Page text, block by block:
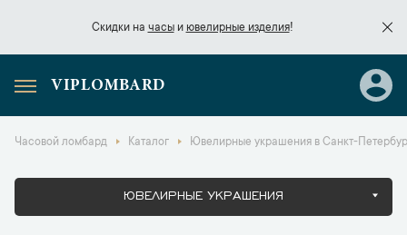
Скидки на часыи ювелирные изделия!
Скидки начасы
VIPLOMBARD
Часовой ломбард Каталог Ювелирные украшения в Санкт-
ЮВЕЛИРНЫЕ УКРАШЕНИЯ